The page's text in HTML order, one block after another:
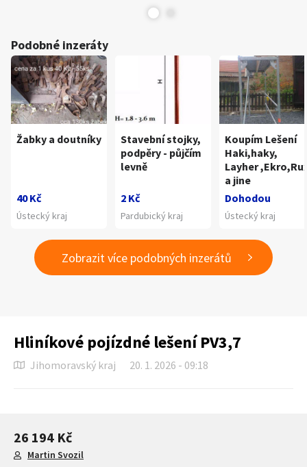
Podobné inzeráty
Žabky a doutníky
40 Kč
Ústecký kraj
Stavební stojky,
podpěry - půjčím
levně
2 Kč
Pardubický kraj
Koupím Lešení
Haki,haky,
Layher
a jine
Dohodou
Ústecký kraj
Zobrazit více podobných inzerátů
Hliníkové pojízdné lešení PV3,7
Jihomoravský kraj 20. 1. 2026 - 09:18
26 194 Kč
Martin Svozil